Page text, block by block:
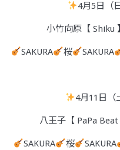
4月5日（日
小竹向原【 Shiku
SAKURA 桜 SAKURA
4月11日（
八王子【 PaPa Beat
SAKURA 桜 SAKURA